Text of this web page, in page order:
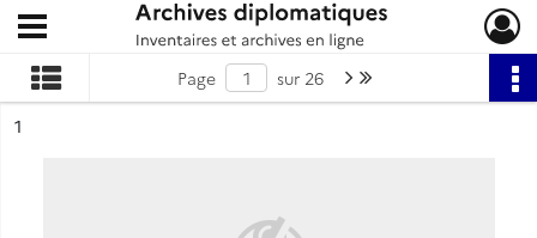
Archives diplomatiques
Ouvrir le menu déroulant
Page sur 26 Page suivante : 1/26
n°
1